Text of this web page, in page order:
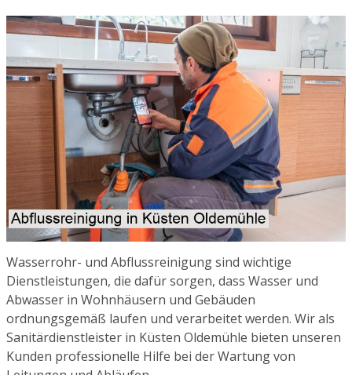
Wasserrohr- und Abflussreinigung sind wichtige
Dienstleistungen, die dafür sorgen, dass Wasser und
Abwasser in Wohnhäusern und Gebäuden
ordnungsgemäß laufen und verarbeitet werden. Wir als
Sanitärdienstleister in Küsten Oldemühle bieten unseren
Kunden professionelle Hilfe bei der Wartung von